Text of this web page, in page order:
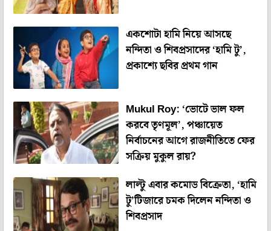
একশোটা হামি নিয়ে আসছে
নন্দিতা ও শিবপ্রসাদের ‘হামি টু’,
প্রকাশ্যে ছবির প্রথম গান
Mukul Roy: ‘ভোটে ভাল ফল
করবে তৃণমূল’, পঞ্চায়েত
নির্বাচনের আগে রাজনীতিতে ফের
সক্রিয় মুকুল রায়?
লাল্টু এবার কমোড বিক্রেতা, ‘হামি
টু’টিজারে চমক দিলেন নন্দিতা ও
শিবপ্রসাদ